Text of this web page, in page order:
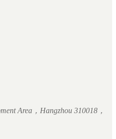
Area，Hangzhou 310018，